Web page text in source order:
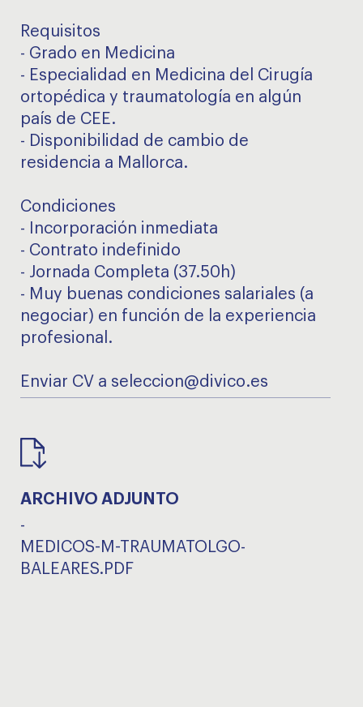
Requisitos
- Grado en Medicina
- Especialidad en Medicina del Cirugía
ortopédica y traumatología en algún
país de CEE.
- Disponibilidad de cambio de
residencia a Mallorca.
Condiciones
- Incorporación inmediata
- Contrato indefinido
- Jornada Completa (37.50h)
- Muy buenas condiciones salariales (a
negociar) en función de la experiencia
profesional.
Enviar CV a seleccion@divico.es
ARCHIVO ADJUNTO
-
MEDICOS-M-TRAUMATOLGO-
BALEARES.PDF